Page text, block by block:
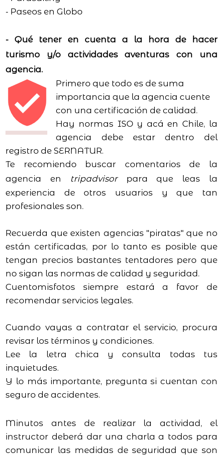
- Paseos en Globo
- Qué tener en cuenta a la hora de hacer
turismo y/o actividades aventuras con una
agencia.
Primero que todo es de suma
importancia que la agencia cuente
con una certificación de calidad.
Hay normas ISO y acá en Chile, la
agencia debe estar dentro del
registro de SERNATUR.
Te recomiendo buscar comentarios de la
agencia en
tripadvisorpara que leas la
experiencia de otros usuarios y que tan
profesionales son.
Recuerda que existen agencias "piratas" que no
están certificadas, por lo tanto es posible que
tengan precios bastantes tentadores pero que
no sigan las normas de calidad y seguridad.
Cuentomisfotos siempre estará a favor de
recomendar servicios legales.
Cuando vayas a contratar el servicio, procura
revisar los términos y condiciones.
Lee la letra chica y consulta todas tus
inquietudes.
Y lo más importante, pregunta si cuentan con
seguro de accidentes.
Minutos antes de realizar la actividad, el
instructor deberá dar una charla a todos para
comunicar las medidas de seguridad que son